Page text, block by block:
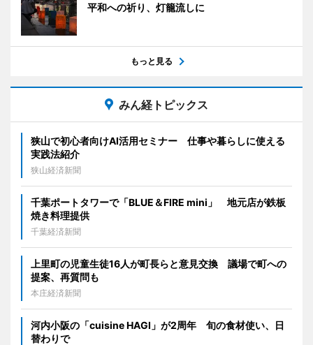
平和への祈り、灯籠流しに
もっと見る
みん経トピックス
狭山で初心者向けAI活用セミナー 仕事や暮らしに使える
実践法紹介
狭山経済新聞
千葉ポートタワーで「BLUE＆FIRE mini」 地元店が鉄板
焼き料理提供
千葉経済新聞
上里町の児童生徒16人が町長らと意見交換 議場で町への
提案、再質問も
本庄経済新聞
河内小阪の「cuisine HAGI」が2周年 旬の食材使い、日
替わりで